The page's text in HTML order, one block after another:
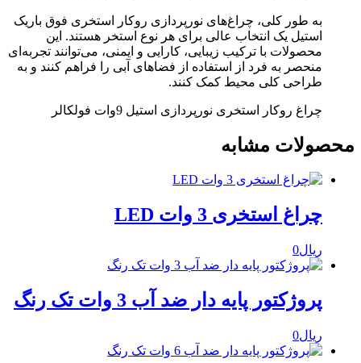
به طور کلی، چراغ‌های نورپردازی روکار استخری فوق باریک
استیل یک انتخاب عالی برای هر نوع استخر هستند. این
محصولات با ترکیب زیبایی، کارایی و ایمنی، می‌توانند تجربه‌ای
منحصر به فرد از استفاده از فضاهای آبی را فراهم کنند و به
طراحی کلی محیط کمک کنند.
چراغ روکار استخری نورپردازی استیل 9وات فولکالر
محصولات مشابه
چراغ استخری 3 وات LED
ریال0
پروژکتور پایه دار ضد آب 3 وات تک رنگ
ریال0